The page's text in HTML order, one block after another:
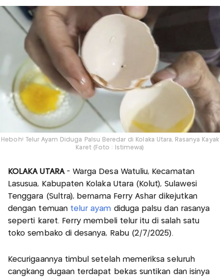
Heboh! Telur Ayam Diduga Palsu Beredar di Kolaka Utara, Rasanya Kayak
Karet (Foto : Istimewa)
KOLAKA UTARA- Warga Desa Watuliu, Kecamatan
Lasusua, Kabupaten Kolaka Utara (Kolut), Sulawesi
Tenggara (Sultra), bernama Ferry Ashar dikejutkan
dengan temuan telur ayam diduga palsu dan rasanya
seperti karet. Ferry membeli telur itu di salah satu
toko sembako di desanya, Rabu (2/7/2025).
Kecurigaannya timbul setelah memeriksa seluruh
cangkang dugaan terdapat bekas suntikan dan isinya